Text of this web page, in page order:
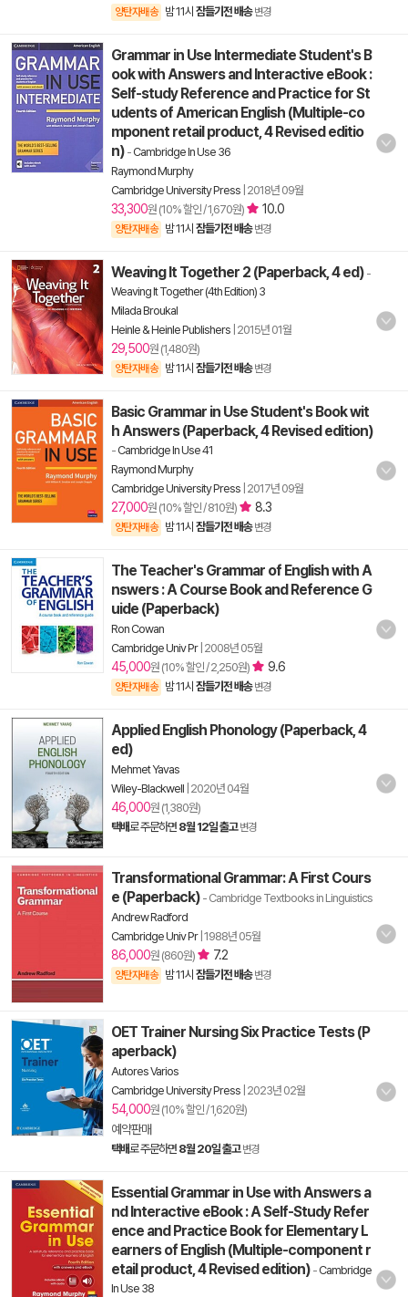
양탄자배송 밤 11시 잠들기전 배송 변경
Grammar in Use Intermediate Student's B
ook with Answers and Interactive eBook :
Self-study Reference and Practice for St
udents of American English (Multiple-co
mponent retail product, 4 Revised editio
n) -Cambridge In Use 36
Raymond Murphy
Cambridge University Press 2018년 09월
33,300원 (10% 할인 / 1,670원) 10.0
양탄자배송 밤 11시 잠들기전 배송 변경
Weaving It Together 2 (Paperback, 4 ed) -
Weaving It Together (4th Edition) 3
Milada Broukal
Heinle & Heinle Publishers 2015년 01월
29,500원 (1,480원)
양탄자배송 밤 11시 잠들기전 배송 변경
Basic Grammar in Use Student's Book wit
h Answers (Paperback, 4 Revised edition)
-Cambridge In Use 41
Raymond Murphy
Cambridge University Press 2017년 09월
27,000원 (10% 할인 / 810원) 8.3
양탄자배송 밤 11시 잠들기전 배송 변경
The Teacher's Grammar of English with A
nswers : A Course Book and Reference G
uide (Paperback)
Ron Cowan
Cambridge Univ Pr| 2008년 05월
45,000원 (10% 할인 / 2,250원) 9.6
양탄자배송 밤 11시 잠들기전 배송 변경
Applied English Phonology (Paperback, 4
ed)
Mehmet Yavas
Wiley-Blackwell 2020년 04월
46,000원 (1,380원)
택배로 주문하면 8월 12일 출고 변경
Transformational Grammar: A First Cours
e (Paperback) - Cambridge Textbooks in Linguistics
Andrew Radford
Cambridge Univ Pr| 1988년 05월
86,000원 (860원) 7.2
양탄자배송 밤 11시 잠들기전 배송 변경
OET Trainer Nursing Six Practice Tests (P
aperback)
Autores Varios
Cambridge University Press 2023년 02월
54,000원 (10% 할인 / 1,620원)
예약판매
택배로 주문하면 8월 20일 출고 변경
Essential Grammar in Use with Answers a
nd Interactive eBook : A Self-Study Refer
ence and Practice Book for Elementary L
earners of English (Multiple-component r
etail product, 4 Revised edition) -Cambridge
In Use 38